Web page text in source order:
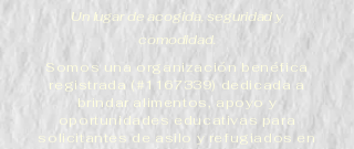
Un lugar de acogida, seguridad y
comodidad.
Somos una organización benéfica
registrada (#1167339) dedicada a
brindar alimentos, apoyo y
oportunidades educativas para
solicitantes de asilo y refugiados en